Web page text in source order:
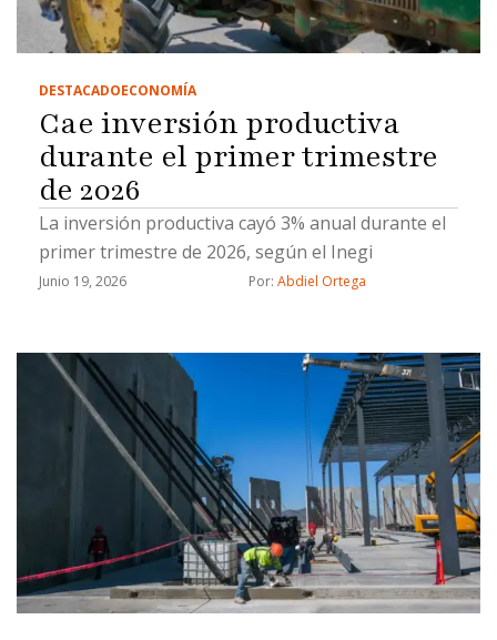
DESTACADOECONOMÍA
Cae inversión productiva
durante el primer trimestre
de 2026
La inversión productiva cayó 3% anual durante el
primer trimestre de 2026, según el Inegi
Junio 19, 2026 Por: Abdiel Ortega